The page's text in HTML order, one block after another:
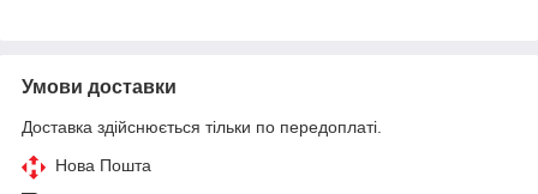
Умови доставки
Доставка здійснюється тільки по передоплаті.
Нова Пошта